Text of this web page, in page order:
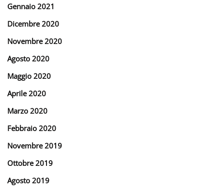
Gennaio 2021
Dicembre 2020
Novembre 2020
Agosto 2020
Maggio 2020
Aprile 2020
Marzo 2020
Febbraio 2020
Novembre 2019
Ottobre 2019
Agosto 2019